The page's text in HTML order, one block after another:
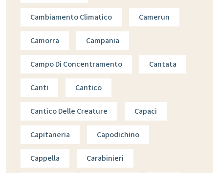
Cambiamento Climatico Camerun
Camorra Campania
Campo Di Concentramento Cantata
Canti Cantico
Cantico Delle Creature Capaci
Capitaneria Capodichino
Cappella Carabinieri